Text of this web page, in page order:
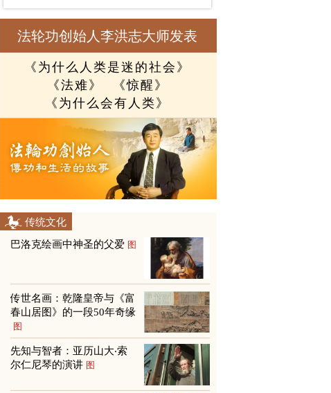
法轮功创始人李洪志大师发表
《为什么人类是迷的社会》
《法难》
《惊醒》
《为什么会有人类》
传统文化
巴洛克绘画中神圣的父爱 图
传世名画：乾隆皇帝与《富
春山居图》的一段50年奇缘
图
先知与智者：亚历山大‧索
尔仁尼琴的演讲 图